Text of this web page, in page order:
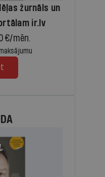
žurnāls un
ir.lv
€/mēn.